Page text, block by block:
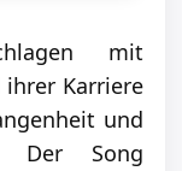
mit
ihrer Karriere
und
Der Song